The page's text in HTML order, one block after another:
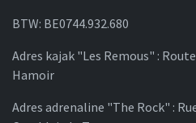
BTW: BE0744.932.680
Adres kajak "Les Remous" :
Hamoir
Adres adrenaline "The Rock" :